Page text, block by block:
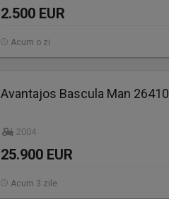
2.500 EUR
Acum o zi
Avantajos Bascula Man 26410
2004
25.900 EUR
Acum 3 zile